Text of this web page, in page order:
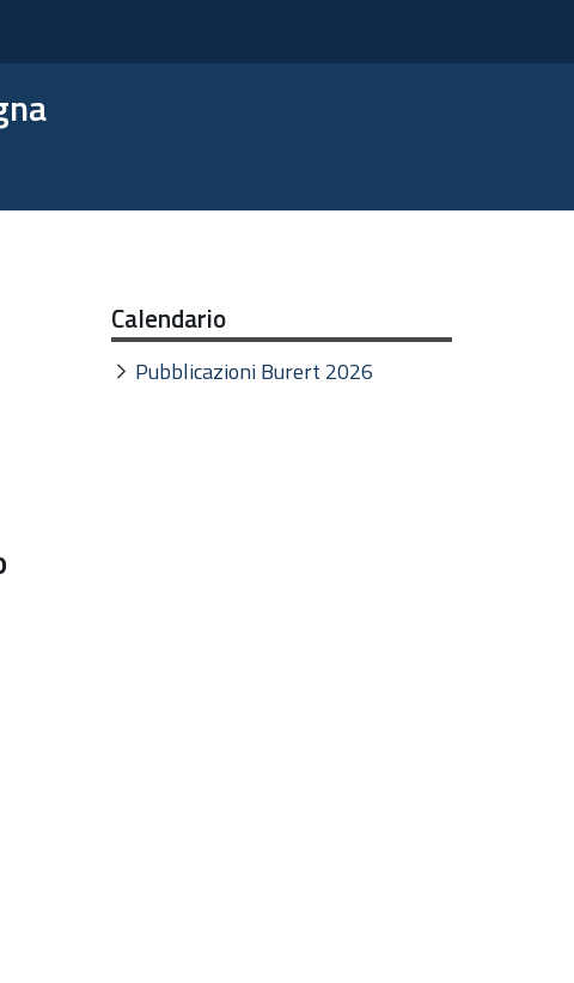
di
(MO) -
di Lire
Calendario
Pubblicazioni Burert 2026